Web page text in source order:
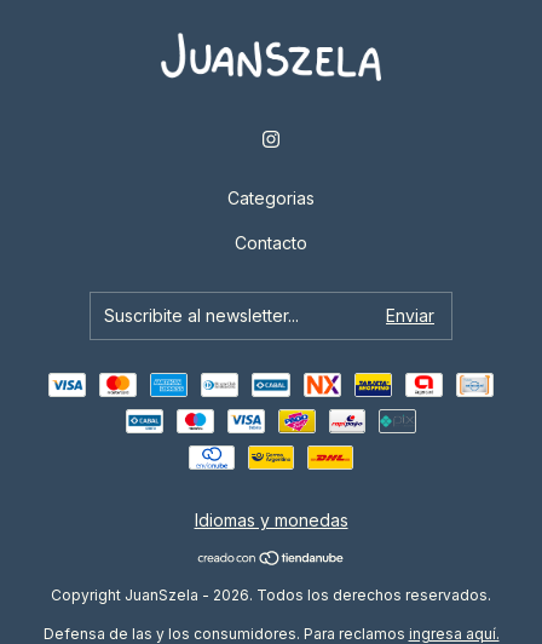
Categorias
Contacto
Idiomas y monedas
Copyright JuanSzela - 2026. Todos los derechos reservados.
Defensa de las y los consumidores. Para reclamos ingresa aquí.